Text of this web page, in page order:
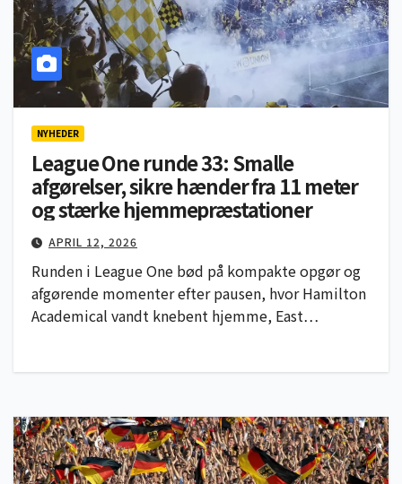
NYHEDER
League One runde 33: Smalle
afgørelser, sikre hænder fra 11 meter
og stærke hjemmepræstationer
APRIL 12, 2026
Runden i League One bød på kompakte opgør og
afgørende momenter efter pausen, hvor Hamilton
Academical vandt knebent hjemme, East…